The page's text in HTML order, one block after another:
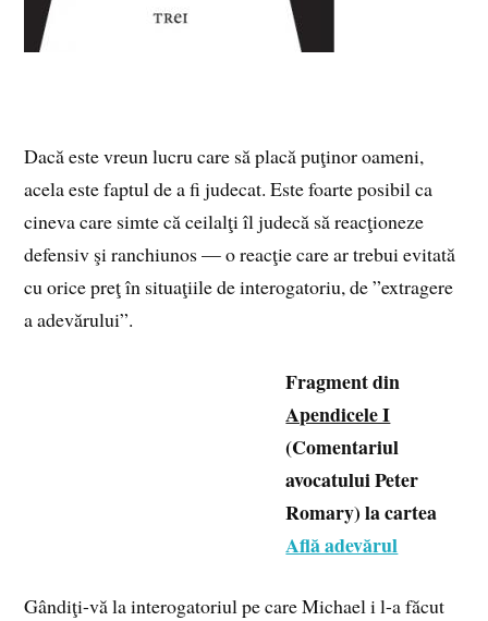
Dacă este vreun lucru care să placă puţinor oameni,
acela este faptul de a fi judecat. Este foarte posibil ca
cineva care simte că ceilalţi îl judecă să reacţioneze
defensiv şi ranchiunos — o reacţie care ar trebui evitată
cu orice preţ în situaţiile de interogatoriu, de ”extragere
a adevărului”.
Fragment din
Apendicele I
(Comentariul
avocatului Peter
Romary) la cartea
Află adevărul
Gândiţi-vă la interogatoriul pe care Michael i l-a făcut